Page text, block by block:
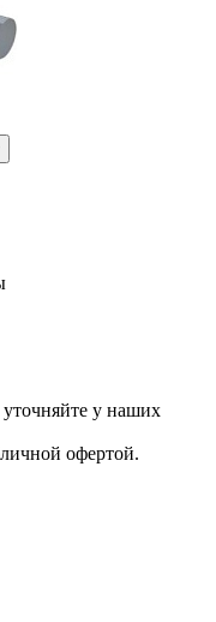
у наших
офертой.